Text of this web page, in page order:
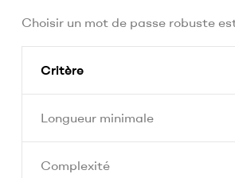
Choisir un mot de passe robuste
Critère
Longueur minimale
Complexité